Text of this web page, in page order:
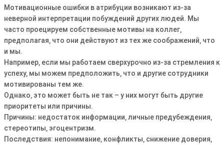
Мотивационные ошибки в атрибуции возникают из-за
неверной интерпретации побуждений других людей. Мы
часто проецируем собственные мотивы на коллег‚
предполагая‚ что они действуют из тех же соображений‚ что
и мы.
Например‚ если мы работаем сверхурочно из-за стремления к
успеху‚ мы можем предположить‚ что и другие сотрудники
мотивированы тем же.
Однако‚ это может быть не так – у них могут быть другие
приоритеты или причины.
Причины: недостаток информации‚ личные предубеждения‚
стереотипы‚ эгоцентризм.
Последствия: непонимание‚ конфликты‚ снижение доверия‚